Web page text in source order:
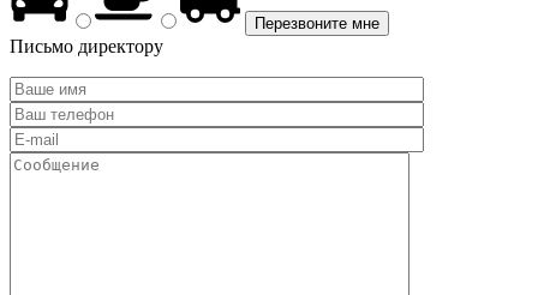
Письмо директору